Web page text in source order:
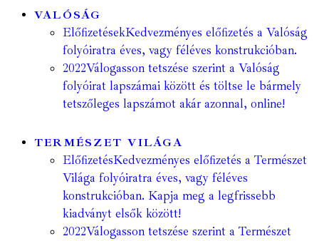
VALÓSÁG
ElőfizetésekKedvezményes előfizetés a Valóság
folyóiratra éves, vagy féléves konstrukcióban.
2022Válogasson tetszése szerint a Valóság
folyóirat lapszámai között és töltse le bármely
tetszőleges lapszámot akár azonnal, online!
TERMÉSZET VILÁGA
ElőfizetésKedvezményes előfizetés a Természet
Világa folyóiratra éves, vagy féléves
konstrukcióban. Kapja meg a legfrissebb
kiadványt elsők között!
2022Válogasson tetszése szerint a Természet